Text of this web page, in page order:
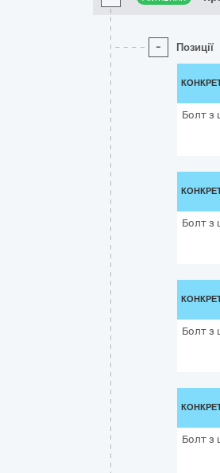
- Позиції
Болт з
Болт з
Болт з
Болт з